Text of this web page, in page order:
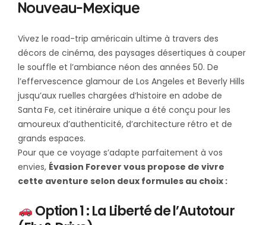
Nouveau-Mexique
Vivez le road-trip américain ultime à travers des
décors de cinéma, des paysages désertiques à couper
le souffle et l’ambiance néon des années 50. De
l’effervescence glamour de Los Angeles et Beverly Hills
jusqu’aux ruelles chargées d’histoire en adobe de
Santa Fe, cet itinéraire unique a été conçu pour les
amoureux d’authenticité, d’architecture rétro et de
grands espaces.
Pour que ce voyage s’adapte parfaitement à vos
envies, Évasion Forever vous propose de vivre
cette aventure selon deux formules au choix :
Option 1 : La Liberté de l’Autotour